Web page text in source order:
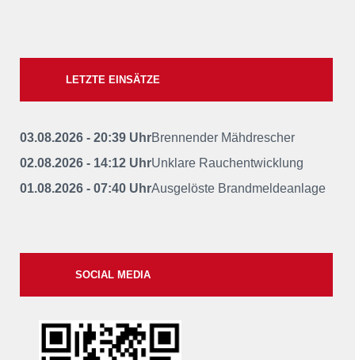
LETZTE EINSÄTZE
03.08.2026 - 20:39 UhrBrennender Mähdrescher
02.08.2026 - 14:12 UhrUnklare Rauchentwicklung
01.08.2026 - 07:40 UhrAusgelöste Brandmeldeanlage
SOCIAL MEDIA